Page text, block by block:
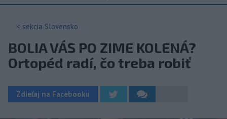
< sekcia Slovensko
BOLIA VÁS PO ZIME KOLENÁ?
Ortopéd radí, čo treba robiť
Zdieľaj na Facebooku